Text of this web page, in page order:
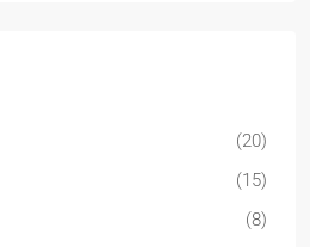
(20)
(15)
(8)